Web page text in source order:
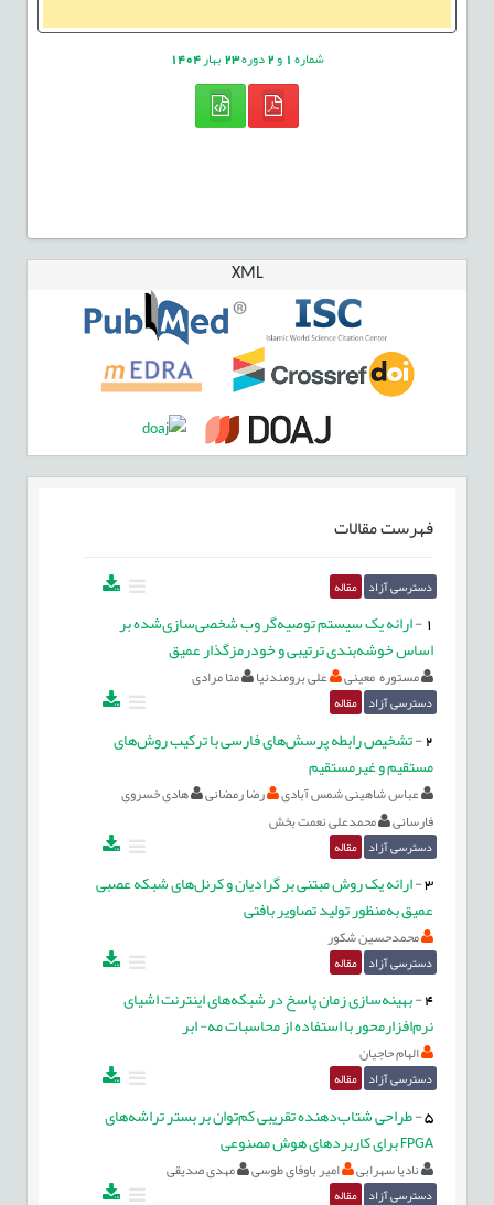
شماره1 و 2دوره23بهار1404
XML
فهرست مقالات
دسترسی آزاد مقاله
-ارائه یک سیستم توصیه‌گر وب شخصی‌سازی‌شده بر
اساس خوشه‌بندی ترتیبی و خودرمزگذار عمیق
مستوره معینی علی برومندنیا منا مرادی
دسترسی آزاد مقاله
2
-تشخیص رابطه پرسش‌های فارسی با ترکیب روش‌های
مستقیم و غیرمستقیم
عباس شاهینی شمس آبادی رضا رمضانی
هادی خسروی
فارسانی
محمدعلی نعمت بخش
دسترسی آزاد مقاله
3
-ارائه یک روش مبتنی بر گرادیان و کرنل‌های شبکه عصبی
عمیق به‌منظور تولید تصاویر بافتی
محمدحسین شکور
دسترسی آزاد مقاله
4
-بهینه‌سازی زمان پاسخ در شبکه‌های اینترنت اشیای
نرم‌افزارمحور با استفاده از محاسبات مه- ابر
الهام حاجیان
دسترسی آزاد مقاله
5
-طراحی شتاب‌دهنده تقریبی کم‌توان بر بستر تراشه‌های
FPGA برای کاربردهای هوش مصنوعی
نادیا سهرابی امیر باوفای طوسی مهدی صدیقی
دسترسی آزاد مقاله